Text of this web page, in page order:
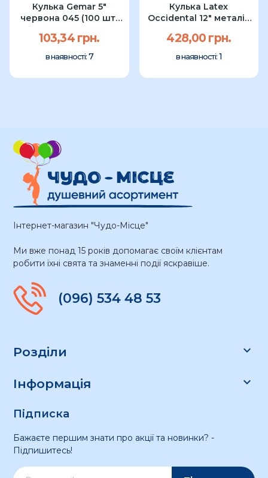
Кулька Gemar 5"
червона 045 (100 шт)
103,34 грн.
в наявності: 7
Кулька Latex
Occidental 12" металік
428,00 грн.
в наявності: 1
Інтернет-магазин "Чудо-Місце"
Ми вже понад 15 років допомагає своїм клієнтам
робити їхні свята та знаменні події яскравіше.
(096) 534 48 53
Розділи 
Інформація 
Підписка
Бажаєте першим знати про акції та новинки? -
Підпишитесь!